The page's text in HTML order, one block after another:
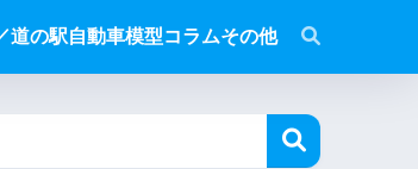
道の駅自動車模型コラムその他